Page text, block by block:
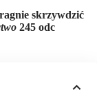
skrzywdzić
245 odc